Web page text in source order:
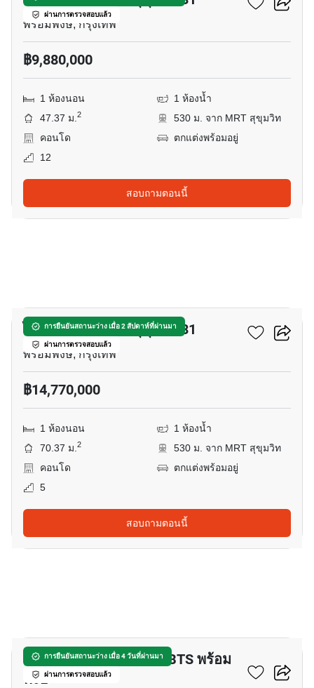
ผ่านการตรวจสอบแล้ว
พร้อมพงษ์, กรุงเทพ
฿9,880,000
1 ห้องนอน
1 ห้องน้ำ
47.37 ม.2
530 ม. จาก MRT สุขุมวิท
คอนโด
ตกแต่งพร้อมอยู่
12
สอบถามตอนนี้
การยืนยันสถานะว่าง เมื่อ 2 สัปดาห์ที่ผ่านมา
ผ่านการตรวจสอบแล้ว
ไซมิส เอ๊กซ์ตลูซีฟ สุขุมวิท 31
พร้อมพงษ์, กรุงเทพ
฿14,770,000
1 ห้องนอน
1 ห้องน้ำ
70.37 ม.2
530 ม. จาก MRT สุขุมวิท
คอนโด
ตกแต่งพร้อมอยู่
5
สอบถามตอนนี้
การยืนยันสถานะว่าง เมื่อ 4 วันที่ผ่านมา
ผ่านการตรวจสอบแล้ว
คอนโด 1-ห้องนอน ใกล้ BTS พร้อม
พงษ์